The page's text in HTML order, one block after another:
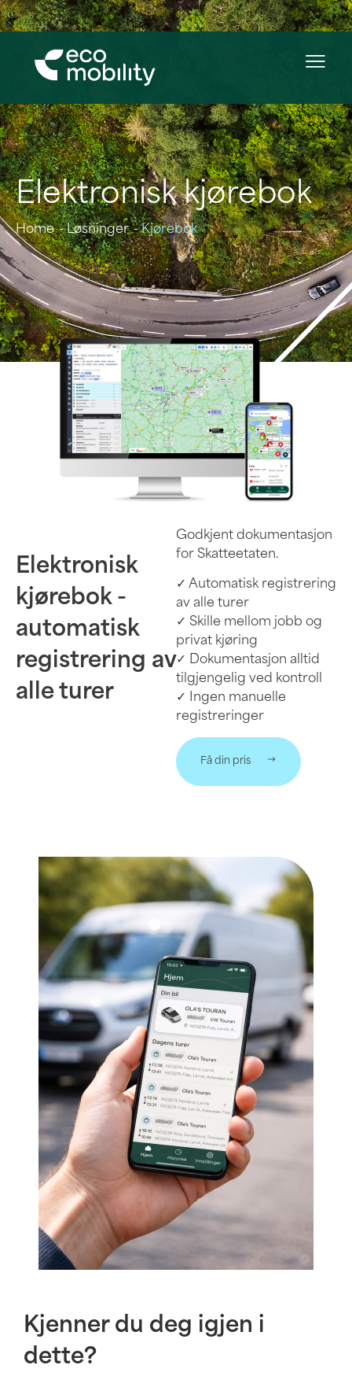
Elektronisk kjørebok
Home Løsninger Kjørebok
Elektronisk
kjørebok -
automatisk
registrering av
alle turer
Godkjent dokumentasjon
for Skatteetaten.
✓ Automatisk registrering
av alle turer
✓ Skille mellom jobb og
privat kjøring
✓ Dokumentasjon alltid
tilgjengelig ved kontroll
✓ Ingen manuelle
registreringer
Få din pris
Kjenner du deg igjen i
dette?